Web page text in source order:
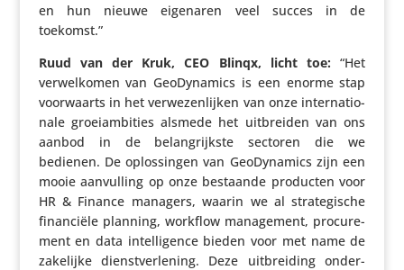
en hun nieuwe eigenaren veel succes in de
toekomst.”
Ruud van der Kruk, CEO Blinqx, licht toe: “Het
verwel­komen van GeoDy­na­mics is een enorme stap
voor­waarts in het verwe­zen­lijken van onze inter­na­ti­o­
nale groei­am­bi­ties alsmede het uitbreiden van ons
aanbod in de belang­rijkste sectoren die we
bedienen. De oplos­singen van GeoDy­na­mics zijn een
mooie aanvul­ling op onze bestaande producten voor
HR & Finance managers, waarin we al stra­te­gi­sche
finan­ciële planning, workflow mana­ge­ment, procure­
ment en data intel­li­gence bieden voor met name de
zakelijke dienst­ver­le­ning. Deze uitbrei­ding onder­